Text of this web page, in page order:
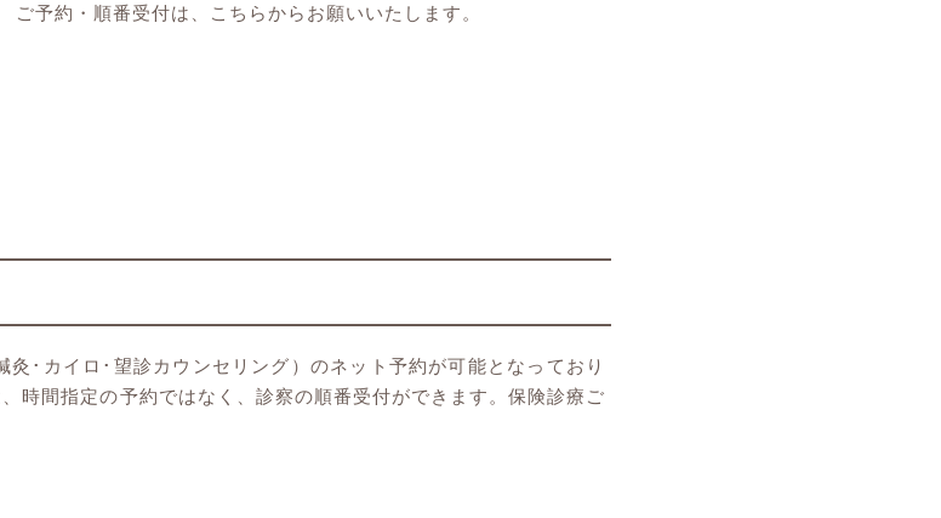
予約・順番受付は、こちらからお願いいたします。
･カイロ･望診カウンセリング）のネット予約が可能となっており
時間指定の予約ではなく、診察の順番受付ができます。保険診療ご